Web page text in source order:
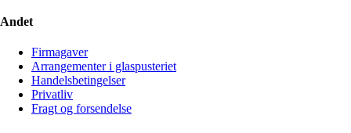
Andet
Firmagaver
Arrangementer i glaspusteriet
Handelsbetingelser
Privatliv
Fragt og forsendelse